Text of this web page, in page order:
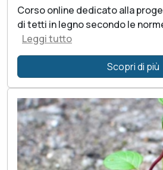
Corso online dedicato alla
di tetti in legno secondo le
Leggi tutto
Scopri di più